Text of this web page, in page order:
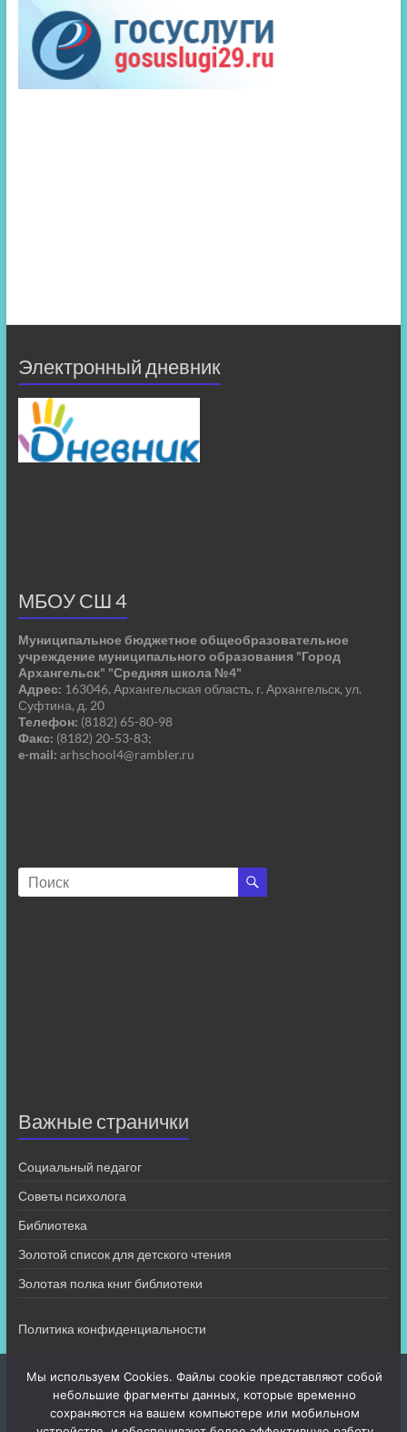
Электронный дневник
МБОУ СШ 4
Муниципальное бюджетное общеобразовательное
учреждение муниципального образования "Город
Архангельск" "Средняя школа №4"
Адрес: 163046, Архангельская область, г. Архангельск, ул.
Суфтина, д. 20
Телефон: (8182) 65-80-98
Факс: (8182) 20-53-83;
e-mail: arhschool4@rambler.ru
Важные странички
Социальный педагог
Советы психолога
Библиотека
Золотой список для детского чтения
Золотая полка книг библиотеки
Политика конфиденциальности
Мы используем Cookies. Файлы cookie представляют собой
небольшие фрагменты данных, которые временно
сохраняются на вашем компьютере или мобильном